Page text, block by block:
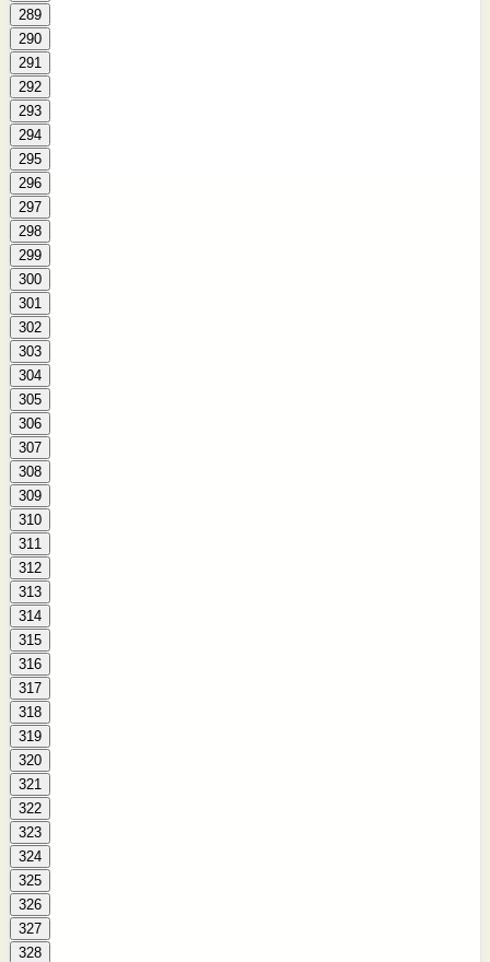
289
290
291
292
293
294
295
296
297
298
299
300
301
302
303
304
305
306
307
308
309
310
311
312
313
314
315
316
317
318
319
320
321
322
323
324
325
326
327
328